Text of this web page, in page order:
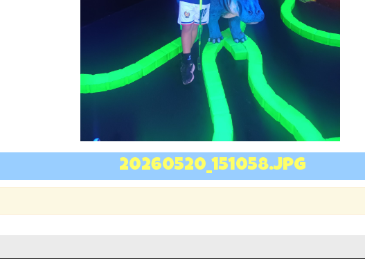
20260520_151058.jpg